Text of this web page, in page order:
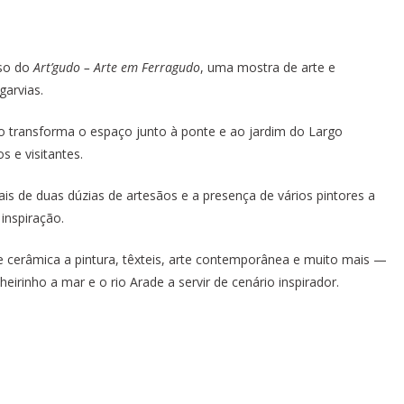
doArt’gudo – Arte em Ferragudo, uma mostra de arte e
transforma o espaço junto à ponte e ao jardim do Largo
e visitantes.
de duas dúzias de artesãos e a presença de vários pintores a
a pintura, têxteis, arte contemporânea e muito mais —
a mar e o rio Arade a servir de cenário inspirador.